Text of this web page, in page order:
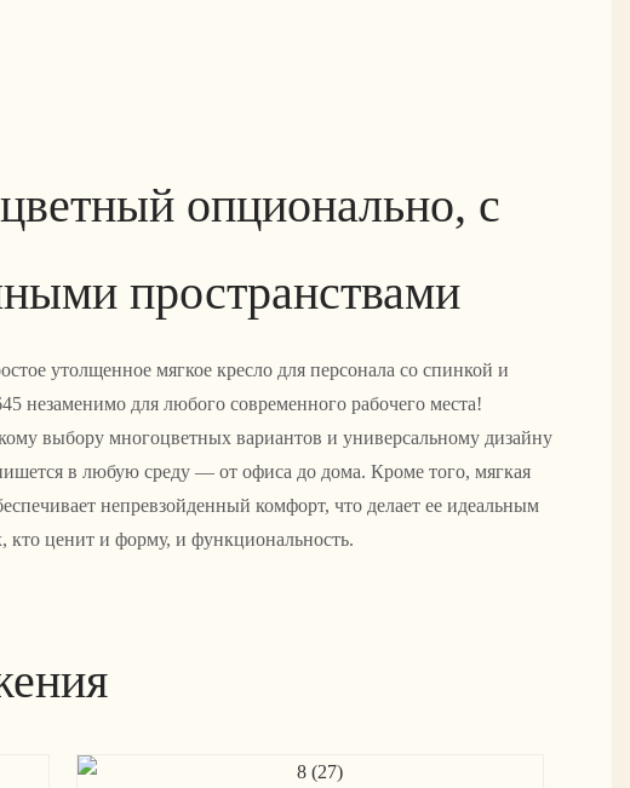
опционально, с
пространствами
утолщенное мягкое кресло для персонала со спинкой и
незаменимо для любого современного рабочего места!
выбору многоцветных вариантов и универсальному дизайну
в любую среду — от офиса до дома. Кроме того, мягкая
непревзойденный комфорт, что делает ее идеальным
кто ценит и форму, и функциональность.